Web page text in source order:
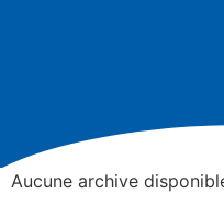
Aucune archive